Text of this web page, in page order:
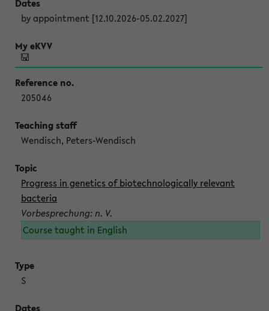
by appointment [12.10.2026-05.02.2027]
205046
Wendisch, Peters-Wendisch
Progress in genetics of biotechnologically relevant
bacteria
Vorbesprechung: n. V.
Course taught in English
S